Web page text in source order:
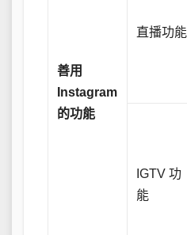
善用
Instagram
的功能
直播功能
IGTV 功
能